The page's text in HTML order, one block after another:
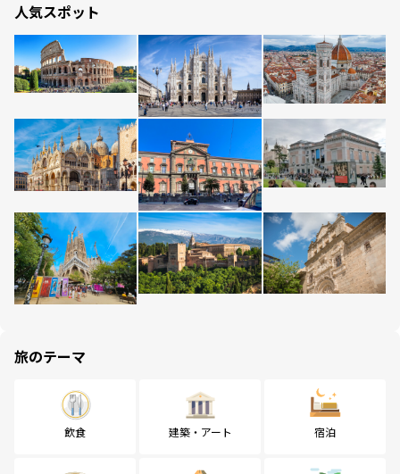
人気スポット
旅のテーマ
飲食 建築・アート 宿泊